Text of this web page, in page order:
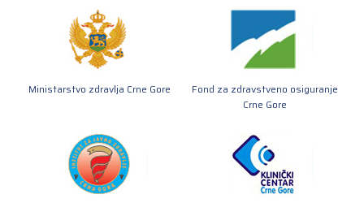
Ministarstvo zdravlja Crne Gore
Fond za zdravstveno osiguranje
Crne Gore